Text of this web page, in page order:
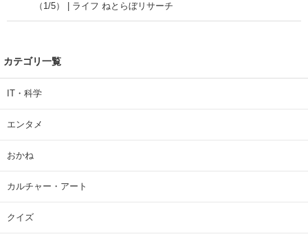
（1/5） | ライフ ねとらぼリサーチ
カテゴリ一覧
IT・科学
エンタメ
おかね
カルチャー・アート
クイズ